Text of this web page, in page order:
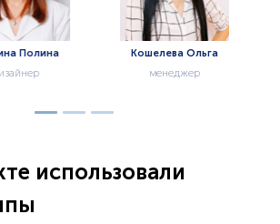
Полина Кошелева Ольга
менеджер
использовали